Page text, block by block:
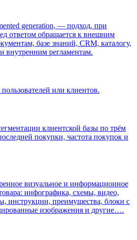
generation, — подход, при
ответом обращается к внешним
базе знаний, CRM, каталогу,
внутренним регламентам.
или клиентов.
клиентской базы по трём
покупки, частота покупок и
визуальное и информационное
инфографика, схемы, видео,
инструкции, преимущества, блоки с
изображения и другие….